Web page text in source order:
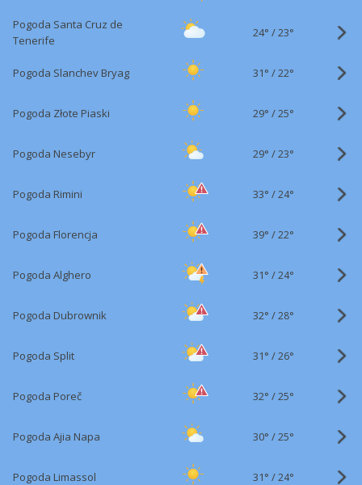
Pogoda Santa Cruz de
Tenerife
24° /23°
Pogoda Slanchev Bryag 31° /22°
Pogoda Złote Piaski 29° /25°
Pogoda Nesebyr 29° /23°
Pogoda Rimini 33° /24°
Pogoda Florencja 39° /22°
Pogoda Alghero 31° /24°
Pogoda Dubrownik 32° /28°
Pogoda Split 31° /26°
Pogoda Poreč 32° /25°
Pogoda Ajia Napa 30° /25°
Pogoda Limassol 31° /24°